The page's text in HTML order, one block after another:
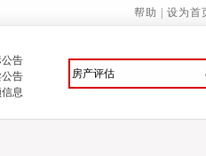
帮助 设为首
告
告
息
展改革委：制定促进经济社会发展全面绿色
态文明意识 提高环境保护自觉——来自首个